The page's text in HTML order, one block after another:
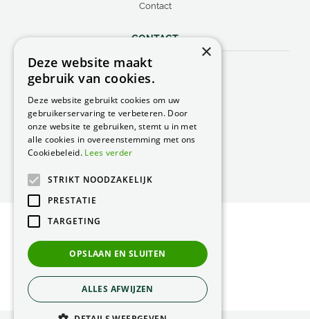
Contact
CONTACT
Peacock Garden Supports
Industrieweg 22
Nederland
0499 57 40 80
F. 0499 57 40 84
E.peacock@peacock.nl
Privacy Statement
Green Solutions
×
Deze website maakt
gebruik van cookies.
Deze website gebruikt cookies om uw
gebruikerservaring te verbeteren. Door
onze website te gebruiken, stemt u in met
alle cookies in overeenstemming met ons
Cookiebeleid. Lees verder
STRIKT NOODZAKELIJK
PRESTATIE
TARGETING
OPSLAAN EN SLUITEN
ALLES AFWIJZEN